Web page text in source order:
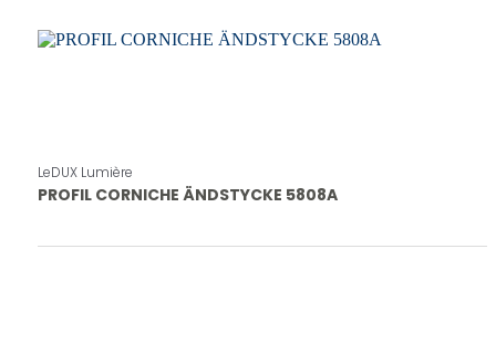
LeDUX Lumière
PROFIL CORNICHE ÄNDSTYCKE 5808A